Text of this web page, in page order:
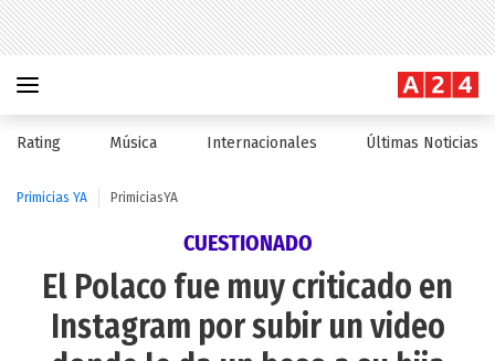
Rating Música Internacionales Últimas Noticias
Primicias YA PrimiciasYA
CUESTIONADO
El Polaco fue muy criticado en
Instagram por subir un video